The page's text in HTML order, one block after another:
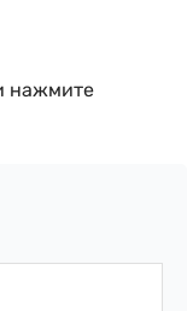
нажмите